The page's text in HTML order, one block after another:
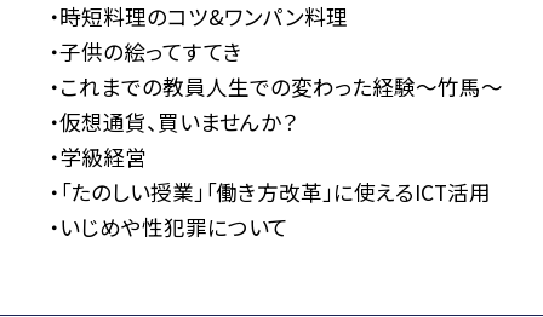
・時短料理のコツ&ワンパン料理
・子供の絵ってすてき
・これまでの教員人生での変わった経験〜竹馬〜
・仮想通貨、買いませんか？
・学級経営
・「たのしい授業」「働き方改革」に使えるICT活用
・いじめや性犯罪について